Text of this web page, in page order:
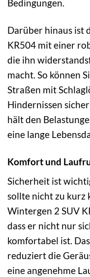
Bedingungen.
Darüber hinaus ist
KR504 mit einer
die ihn
macht. So können
Straßen mit
Hindernissen
hält den
eine lange
Komfort und
Sicherheit ist
sollte nicht zu kurz
Wintergen 2 SUV
dass er nicht nur
komfortabel ist.
reduziert die
eine angenehme